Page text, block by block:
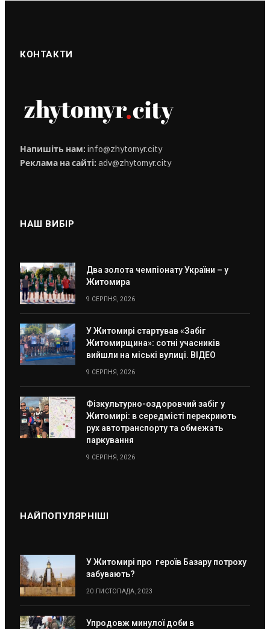
КОНТАКТИ
Напишіть нам: info@zhytomyr.city
Реклама на сайті: adv@zhytomyr.city
НАШ ВИБІР
Два золота чемпіонату України – у
Житомира
9 СЕРПНЯ, 2026
У Житомирі стартував «Забіг
Житомирщина»: сотні учасників
вийшли на міські вулиці. ВІДЕО
9 СЕРПНЯ, 2026
Фізкультурно-оздоровчий забіг у
Житомирі: в середмісті перекриють
рух автотранспорту та обмежать
паркування
9 СЕРПНЯ, 2026
НАЙПОПУЛЯРНІШІ
У Житомирі про героїв Базару потроху
забувають?
20 ЛИСТОПАДА, 2023
Упродовж минулої доби в